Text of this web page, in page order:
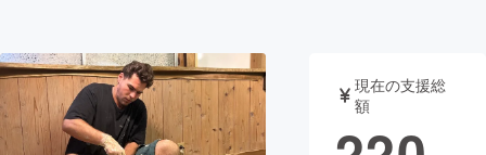
アート・写真
現在の支援総
額